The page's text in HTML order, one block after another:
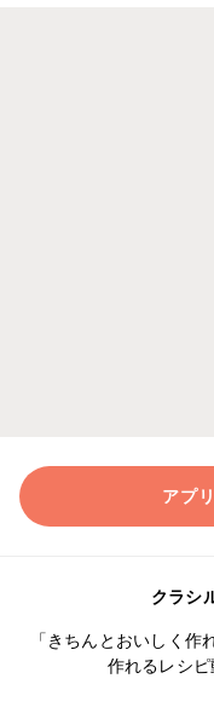
アプ
クラシ
「きちんとおいしく作
作れるレシピ